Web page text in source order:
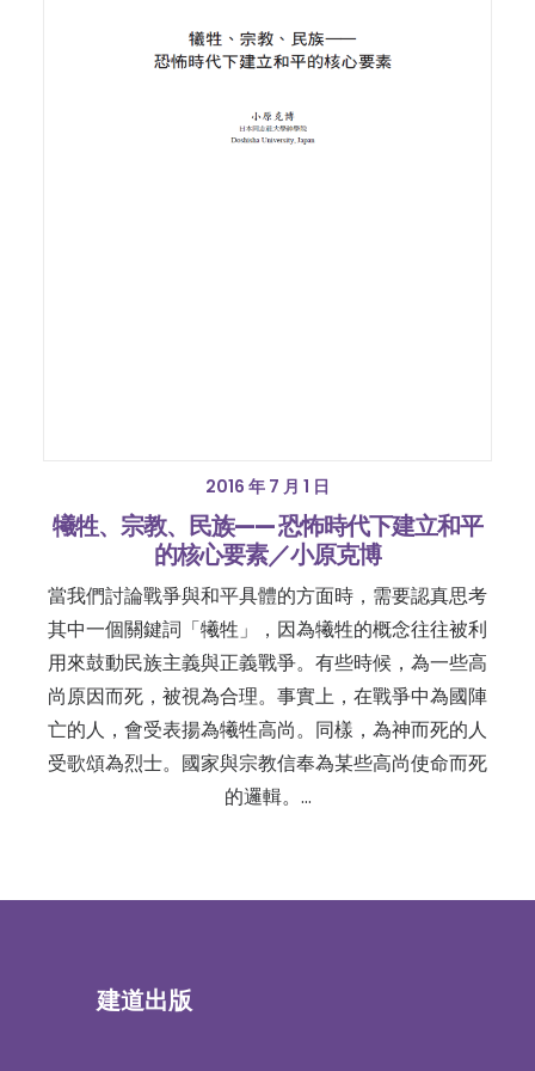
2016 年 7 月 1 日
犧牲、宗教、民族—— 恐怖時代下建立和平
的核心要素／小原克博
當我們討論戰爭與和平具體的方面時，需要認真思考
其中一個關鍵詞「犧牲」，因為犧牲的概念往往被利
用來鼓動民族主義與正義戰爭。有些時候，為一些高
尚原因而死，被視為合理。事實上，在戰爭中為國陣
亡的人，會受表揚為犧牲高尚。同樣，為神而死的人
受歌頌為烈士。國家與宗教信奉為某些高尚使命而死
的邏輯。…
建道出版